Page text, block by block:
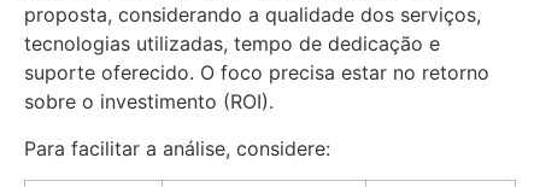
proposta, considerando a qualidade dos serviços,
tecnologias utilizadas, tempo de dedicação e
suporte oferecido. O foco precisa estar no retorno
sobre o investimento (ROI).
Para facilitar a análise, considere: